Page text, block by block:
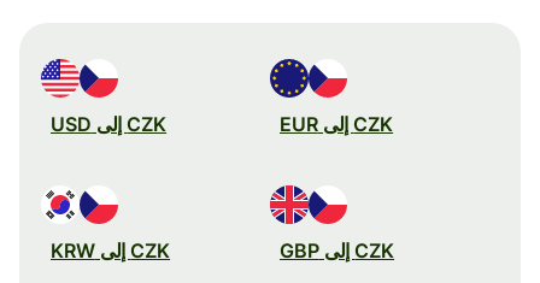
CZK إلى EUR CZK إلى USD
CZK إلى GBP CZK إلى KRW